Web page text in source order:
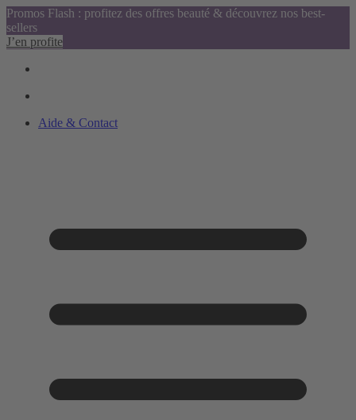
Promos Flash : profitez des offres beauté & découvrez nos best-
sellers
J’en profite
Aide & Contact